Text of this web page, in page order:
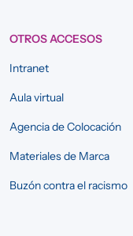
OTROS ACCESOS
Intranet
Aula virtual
Agencia de Colocación
Materiales de Marca
Buzón contra el racismo